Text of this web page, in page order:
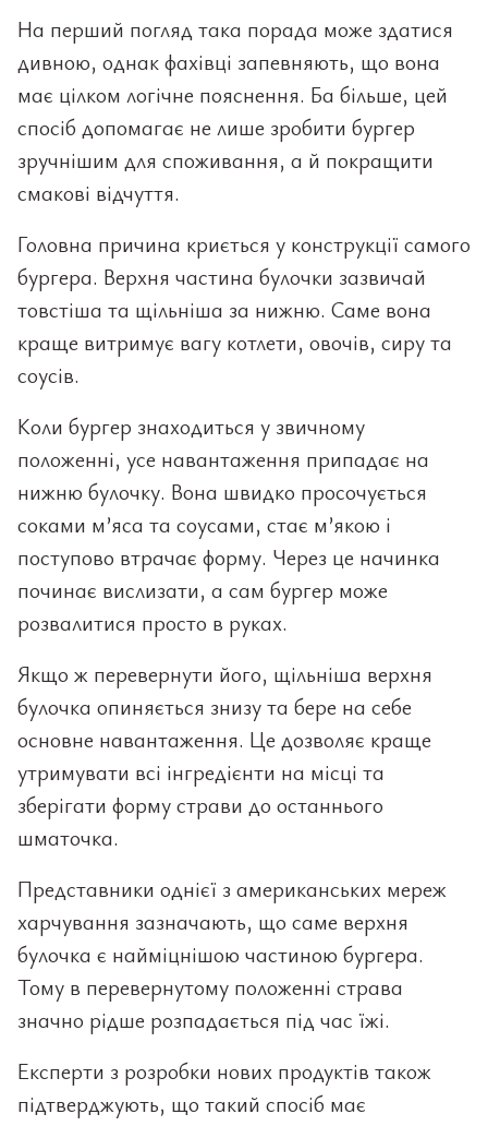
На перший погляд така порада може здатися
дивною, однак фахівці запевняють, що вона
має цілком логічне пояснення. Ба більше, цей
спосіб допомагає не лише зробити бургер
зручнішим для споживання, а й покращити
смакові відчуття.
Головна причина криється у конструкції самого
бургера. Верхня частина булочки зазвичай
товстіша та щільніша за нижню. Саме вона
краще витримує вагу котлети, овочів, сиру та
соусів.
Коли бургер знаходиться у звичному
положенні, усе навантаження припадає на
нижню булочку. Вона швидко просочується
соками м’яса та соусами, стає м’якою і
поступово втрачає форму. Через це начинка
починає вислизати, а сам бургер може
розвалитися просто в руках.
Якщо ж перевернути його, щільніша верхня
булочка опиняється знизу та бере на себе
основне навантаження. Це дозволяє краще
утримувати всі інгредієнти на місці та
зберігати форму страви до останнього
шматочка.
Представники однієї з американських мереж
харчування зазначають, що саме верхня
булочка є найміцнішою частиною бургера.
Тому в перевернутому положенні страва
значно рідше розпадається під час їжі.
Експерти з розробки нових продуктів також
підтверджують, що такий спосіб має